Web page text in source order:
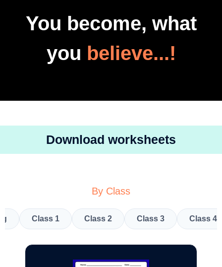
You become, what
you believe...!
Download worksheets
By Class
Class 1 Class 2 Class 3 Class 4